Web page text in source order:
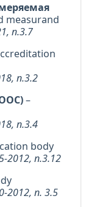
measurand
п.3.7
п.3.2
–
п.3.4
body
2012, п.3.12
2012, п. 3.5